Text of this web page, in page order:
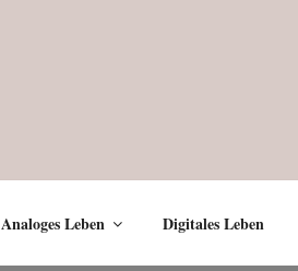
Analoges Leben Digitales Leben